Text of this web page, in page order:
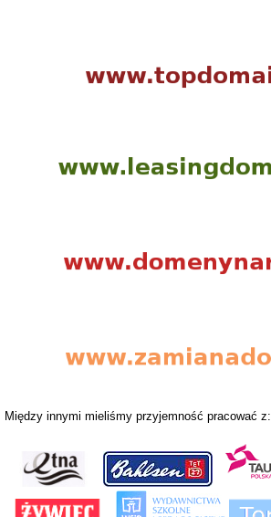
Między innymi mieliśmy przyjemność pracować z: